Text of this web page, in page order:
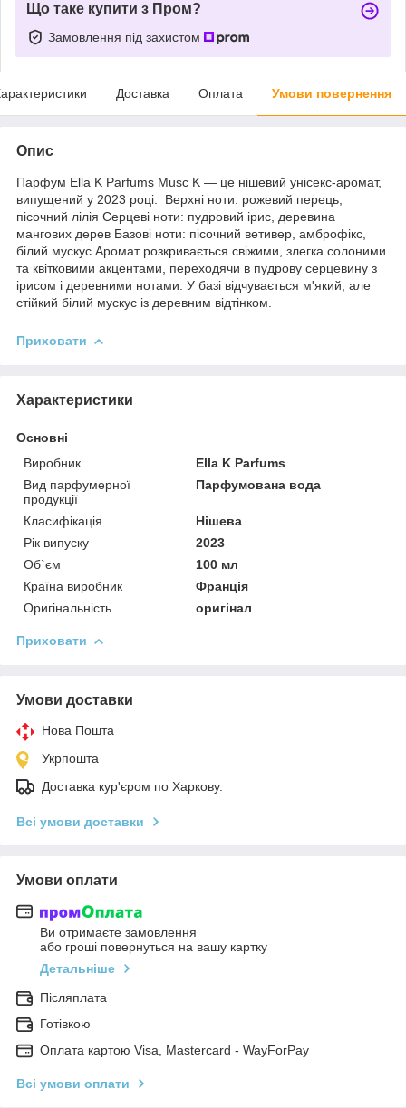
Що таке купити з Пром?
Замовлення під захистом
Доставка Оплата Умови повернення
Опис
Парфум Ella K Parfums Musc K — це нішевий унісекс-аромат,
випущений у 2023 році. Верхні ноти: рожевий перець,
пісочний лілія Серцеві ноти: пудровий ірис, деревина
мангових дерев Базові ноти: пісочний ветивер, амброфікс,
білий мускус Аромат розкривається свіжими, злегка солоними
та квітковими акцентами, переходячи в пудрову серцевину з
ірисом і деревними нотами. У базі відчувається м'який, але
стійкий білий мускус із деревним відтінком.
Приховати
Характеристики
Основні
Виробник
Ella K Parfums
Вид парфумерної
продукції
Парфумована вода
Класифікація
Нішева
Рік випуску
2023
Об`єм
100 мл
Країна виробник
Франція
Оригінальність
оригінал
Приховати
Умови доставки
Нова Пошта
Укрпошта
Доставка кур'єром по Харкову.
Всі умови доставки
Умови оплати
Ви отримаєте замовлення
або гроші повернуться на вашу картку
Детальніше
Післяплата
Готівкою
Оплата картою Visa, Mastercard - WayForPay
Всі умови оплати